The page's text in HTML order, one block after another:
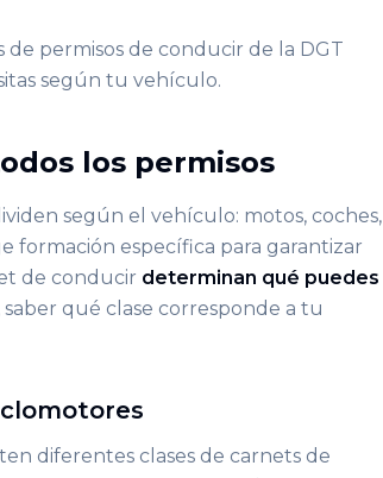
permisos de conducir de la DGT
según tu vehículo.
los permisos
según el vehículo: motos, coches,
formación específica para garantizar
de conducir determinan qué puedes
saber qué clase corresponde a tu
diferentes clases de carnets de